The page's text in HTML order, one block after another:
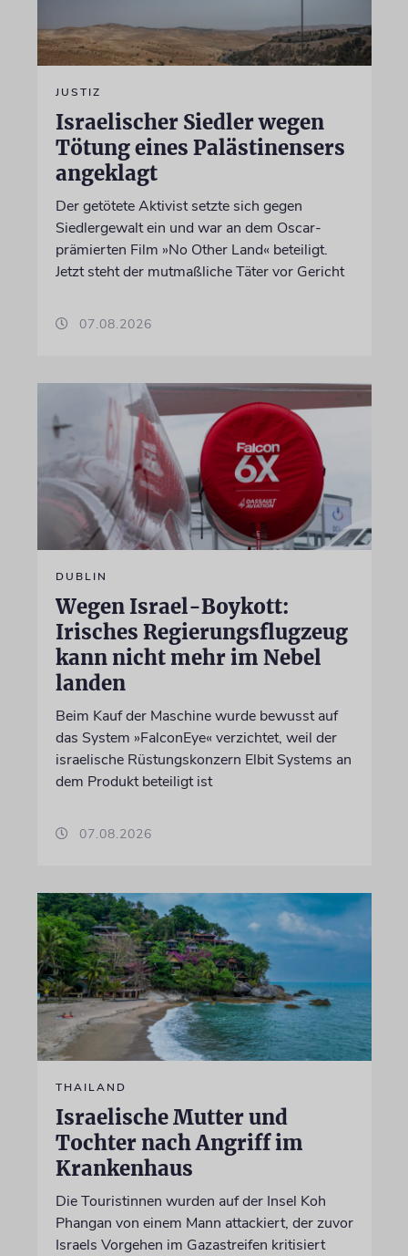
JUSTIZ
Israelischer Siedler wegen
Tötung eines Palästinensers
angeklagt
Der getötete Aktivist setzte sich gegen
Siedlergewalt ein und war an dem Oscar-
prämierten Film »No Other Land« beteiligt.
Jetzt steht der mutmaßliche Täter vor Gericht
07.08.2026
DUBLIN
Wegen Israel-Boykott:
Irisches Regierungsflugzeug
kann nicht mehr im Nebel
landen
Beim Kauf der Maschine wurde bewusst auf
das System »FalconEye« verzichtet, weil der
israelische Rüstungskonzern Elbit Systems an
dem Produkt beteiligt ist
07.08.2026
THAILAND
Israelische Mutter und
Tochter nach Angriff im
Krankenhaus
Die Touristinnen wurden auf der Insel Koh
Phangan von einem Mann attackiert, der zuvor
Israels Vorgehen im Gazastreifen kritisiert